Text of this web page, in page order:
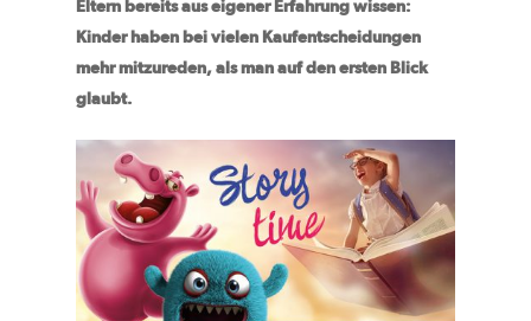
Eltern bereits aus eigener Erfahrung wissen:
Kinder haben bei vielen Kaufentscheidungen
mehr mitzureden, als man auf den ersten Blick
glaubt.